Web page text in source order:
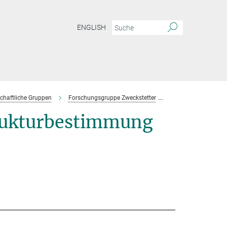
ENGLISH
Gruppen Forschungsgruppe Zweckstetter